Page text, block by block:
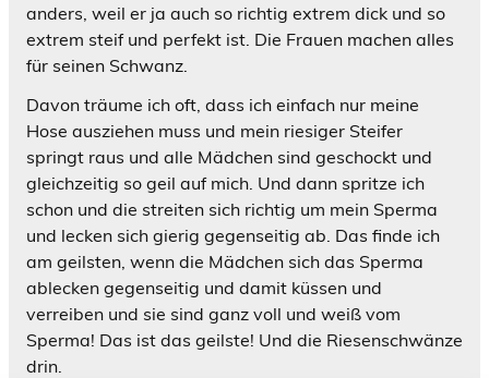
anders, weil er ja auch so richtig extrem dick und so
extrem steif und perfekt ist. Die Frauen machen alles
für seinen Schwanz.
Davon träume ich oft, dass ich einfach nur meine
Hose ausziehen muss und mein riesiger Steifer
springt raus und alle Mädchen sind geschockt und
gleichzeitig so geil auf mich. Und dann spritze ich
schon und die streiten sich richtig um mein Sperma
und lecken sich gierig gegenseitig ab. Das finde ich
am geilsten, wenn die Mädchen sich das Sperma
ablecken gegenseitig und damit küssen und
verreiben und sie sind ganz voll und weiß vom
Sperma! Das ist das geilste! Und die Riesenschwänze
drin.